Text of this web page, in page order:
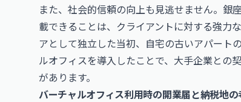
また、社会的信頼の向上も見逃せません。銀
載できることは、クライアントに対する強力
アとして独立した当初、自宅の古いアパート
ルオフィスを導入したことで、大手企業との
があります。
バーチャルオフィス利用時の開業届と納税地